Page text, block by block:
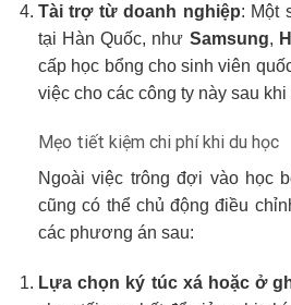
Tài trợ từ doanh nghiệp: Một
tại Hàn Quốc, như Samsung,
cấp học bổng cho sinh viên
việc cho các công ty này sau khi
Mẹo tiết kiệm chi phí khi du học
Ngoài việc trông đợi vào học
cũng có thể chủ động điều
các phương án sau:
Lựa chọn ký túc xá hoặc ở